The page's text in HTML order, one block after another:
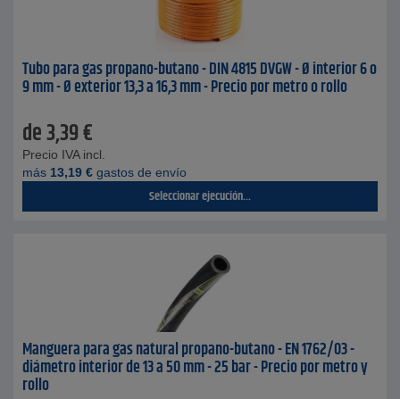
Tubo para gas propano-butano - DIN 4815 DVGW - Ø interior 6 o
9 mm - Ø exterior 13,3 a 16,3 mm - Precio por metro o rollo
de3,39€
Precio IVA incl.
más 13,19 € gastos de envío
Seleccionar ejecución...
Manguera para gas natural propano-butano - EN 1762/03 -
diámetro interior de 13 a 50 mm - 25 bar - Precio por metro y
rollo